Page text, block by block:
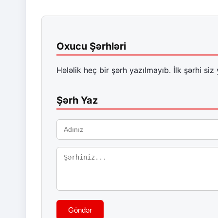
Oxucu Şərhləri
Hələlik heç bir şərh yazılmayıb. İlk şərhi siz
Şərh Yaz
Göndər